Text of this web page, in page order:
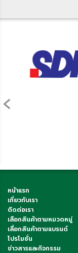
‹
หน้าแรก
เกี่ยวกับเรา
ติดต่อเรา
เลือกสินค้าตามหมวดหมู่
เลื่อกสินค้าตามแบรนด์
โปรโมชั่น
ข่าวสารและกิจกรรม